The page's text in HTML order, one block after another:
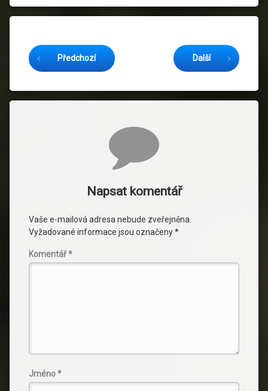
Předchozí Další
Napsat komentář
Vaše e-mailová adresa nebude zveřejněna.
Vyžadované informace jsou označeny*
Komentář*
Jméno*